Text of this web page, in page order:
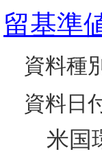
留基準
資料種
資料日
米国